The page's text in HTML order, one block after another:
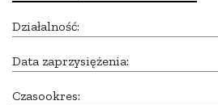
Działalność:
Data zaprzysiężenia:
Czasookres: